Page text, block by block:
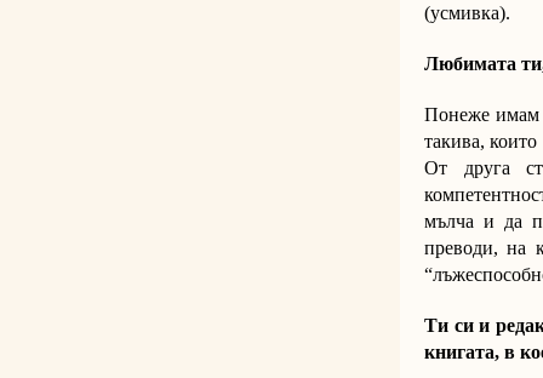
(усмивка).
Любимата
Понеже имам
такива,
От друга
мълча и да
преводи, на
Ти си и
книгата, в